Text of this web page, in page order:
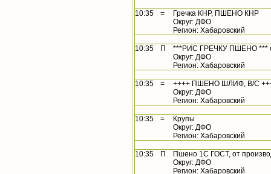
10:35 =
Гречка КНР, ПШЕНО КНР
Округ: ДФО
Регион: Хабаровский
10:35 П ***РИС ГРЕЧКУ ПШЕНО ***
Округ: ДФО
Регион: Хабаровский
10:35 =
++++ ПШЕНО ШЛИФ, В/С
Округ: ДФО
Регион: Хабаровский
10:35 =
Крупы
Округ: ДФО
Регион: Хабаровский
10:35 П
Пшено 1С ГОСТ, от
Округ: ДФО
Регион: Хабаровский